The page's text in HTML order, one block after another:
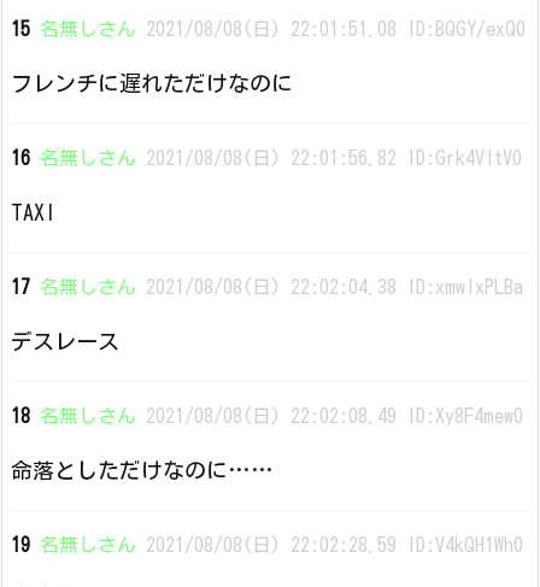
15 名無しさん 2021/08/08(日) 22:01:51.08 ID:BQGY/exQ0
フレンチに遅れただけなのに
16 名無しさん 2021/08/08(日) 22:01:56.82 ID:Grk4VItV0
TAXI
17 名無しさん 2021/08/08(日) 22:02:04.38 ID:xmwIxPLBa
デスレース
18 名無しさん 2021/08/08(日) 22:02:08.49 ID:Xy8F4mew0
命落としただけなのに……
19 名無しさん 2021/08/08(日) 22:02:28.59 ID:V4kQH1Wh0